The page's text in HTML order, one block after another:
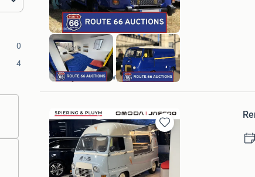
0
4
Route 66 Auctions
Waalwijk
Bewaren
in
Mijn
Favorieten